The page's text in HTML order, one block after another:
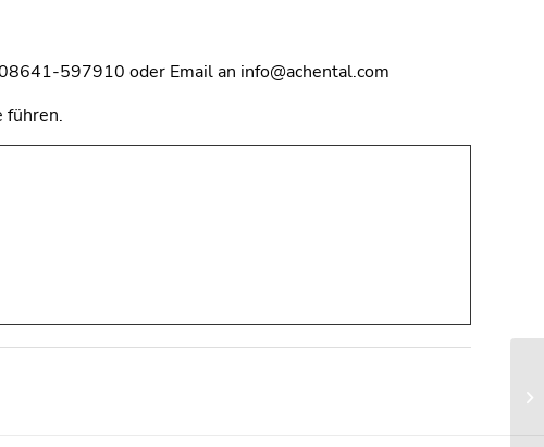
597910 oder Email an info@achental.com
führen.